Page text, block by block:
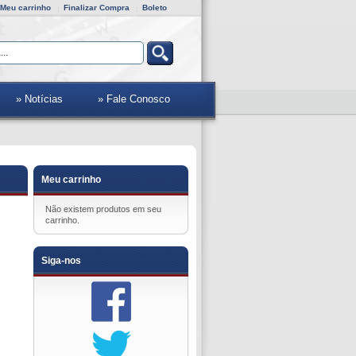
Meu carrinho Finalizar Compra Boleto
» Notícias » Fale Conosco
Meu carrinho
Não existem produtos em seu
carrinho.
Siga-nos